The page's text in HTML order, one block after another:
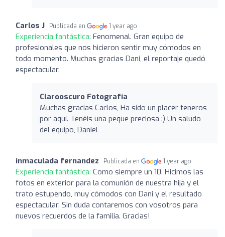
Carlos J Publicada en 1 year ago
Experiencia fantástica: Fenomenal. Gran equipo de
profesionales que nos hicieron sentir muy cómodos en
todo momento. Muchas gracias Dani, el reportaje quedó
espectacular.
Clarooscuro Fotografía
Muchas gracias Carlos, Ha sido un placer teneros
por aquí. Tenéis una peque preciosa :) Un saludo
del equipo, Daniel
inmaculada fernandez Publicada en 1 year ago
Experiencia fantástica: Como siempre un 10. Hicimos las
fotos en exterior para la comunión de nuestra hija y el
trato estupendo, muy cómodos con Dani y el resultado
espectacular. Sin duda contaremos con vosotros para
nuevos recuerdos de la familia. Gracias!